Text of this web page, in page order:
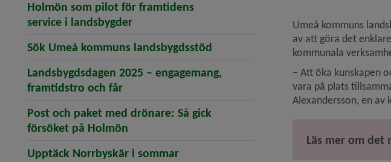
Holmön som pilot för framtidens
service i landsbygder(öppnar artikeln Holmön som pilot för framtidens
Sök Umeå kommuns landsbygdsstöd (öppnar artikeln Sök Umeå
Landsbygdsdagen 2025 – engagemang,
framtidstro och får(öppnar artikeln Landsbygdsdagen 2025 –
Post och paket med drönare: Så gick
försöket på Holmön
Upptäck Norrbyskär i sommar(öppnar artikeln Upptäck Norrbyskär i
Umeå kommuns
av att göra det
kommunala
– Att öka kunskapen
vara på plats
Alexandersson, en av
Läs mer om det